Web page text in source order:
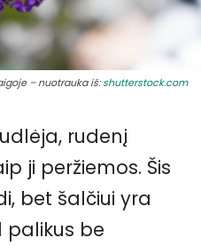
– nuotrauka iš:shutterstock.com
rudenį
ji peržiemos. Šis
bet šalčiui yra
be